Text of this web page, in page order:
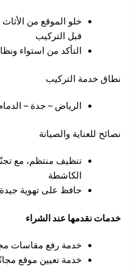
خلو الموقع من الأثاث
قبل التركيب
التأكد من استواء
نطاق خدمة التركيب
الرياض – جدة –
نصائح للعناية والصيانة
تنظيف منتظم، مع
الكاشطة
حافظ على تهوية جيدة
خدمات نقدمها عند الشراء
خدمة رفع مقاسات
خدمة تعيين موقع